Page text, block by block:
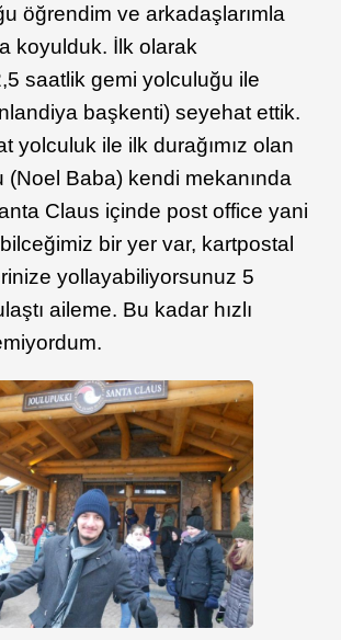
öğrendim ve arkadaşlarımla
koyulduk. İlk olarak
saatlik gemi yolculuğu ile
başkenti) seyehat ettik.
yolculuk ile ilk durağımız olan
(Noel Baba) kendi mekanında
Claus içinde post office yani
bir yer var, kartpostal
yollayabiliyorsunuz 5
aileme. Bu kadar hızlı